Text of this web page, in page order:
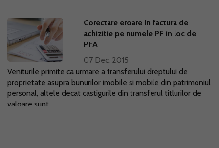
Corectare eroare in factura de
achizitie pe numele PF in loc de
PFA
07 Dec. 2015
Veniturile primite ca urmare a transferului dreptului de
proprietate asupra bunurilor imobile si mobile din patrimoniul
personal, altele decat castigurile din transferul titlurilor de
valoare sunt...